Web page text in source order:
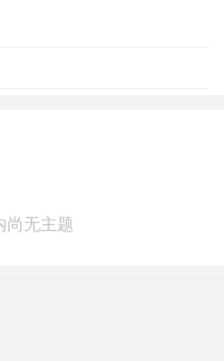
尚无主题